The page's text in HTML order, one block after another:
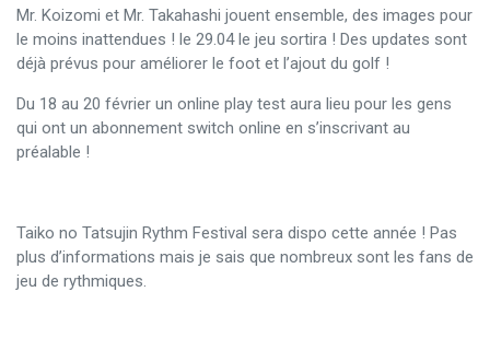
Mr. Koizomi et Mr. Takahashi jouent ensemble, des images pour
le moins inattendues ! le 29.04 le jeu sortira ! Des updates sont
déjà prévus pour améliorer le foot et l’ajout du golf !
Du 18 au 20 février un online play test aura lieu pour les gens
qui ont un abonnement switch online en s’inscrivant au
préalable !
Taiko no Tatsujin Rythm Festival sera dispo cette année ! Pas
plus d’informations mais je sais que nombreux sont les fans de
jeu de rythmiques.